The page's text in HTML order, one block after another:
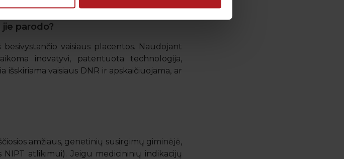
parodo?
vaisiaus placentos. Naudojant
inovatyvi, patentuota technologija,
vaisiaus DNR ir apskaičiuojama, ar
amžiaus, genetinių susirgimų giminėjė,
atlikimui). Jeigu medicininių indikacijų